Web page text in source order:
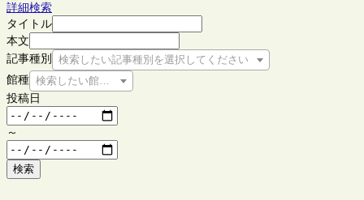
詳細検索
タイトル
本文
記事種別
検索したい記事種別を選択してください
館種 検索したい館種を選択してください
投稿日
～
検索